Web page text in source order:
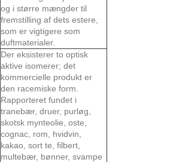
og i større mængder til
fremstilling af dets estere,
som er vigtigere som
duftmaterialer.
Der eksisterer to optisk
aktive isomerer; det
kommercielle produkt er
den racemiske form.
Rapporteret fundet i
tranebær, druer, purløg,
skotsk mynteolie, oste,
cognac, rom, hvidvin,
kakao, sort te, filbert,
multebær, bønner, svampe